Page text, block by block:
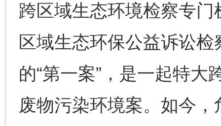
跨区域生态环境检察专
区域生态环保公益诉讼
的“第一案”，是一起特
废物污染环境案。如今